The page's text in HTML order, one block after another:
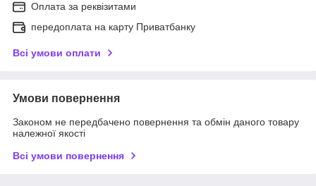
Оплата за реквізитами
передоплата на карту Приватбанку
Всі умови оплати
Умови повернення
Законом не передбачено повернення та обмін даного товару
належної якості
Всі умови повернення